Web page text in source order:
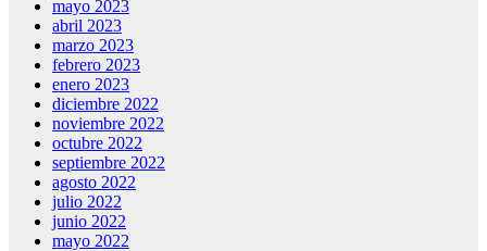
mayo 2023
abril 2023
marzo 2023
febrero 2023
enero 2023
diciembre 2022
noviembre 2022
octubre 2022
septiembre 2022
agosto 2022
julio 2022
junio 2022
mayo 2022